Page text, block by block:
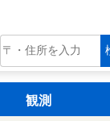
tenki.jp
観測